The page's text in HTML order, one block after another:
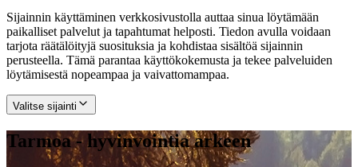
Sijainnin käyttäminen verkkosivustolla auttaa sinua löytämään
paikalliset palvelut ja tapahtumat helposti. Tiedon avulla voidaan
tarjota räätälöityjä suosituksia ja kohdistaa sisältöä sijainnin
perusteella. Tämä parantaa käyttökokemusta ja tekee palveluiden
löytämisestä nopeampaa ja vaivattomampaa.
Valitse sijainti
Tarmoa - hyvinvointia arkeen